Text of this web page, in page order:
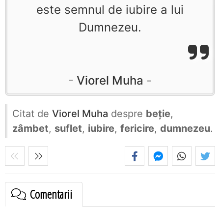
este semnul de iubire a lui
Dumnezeu.
Viorel Muha
Citat de Viorel Muha despre beție,
zâmbet, suflet, iubire, fericire, dumnezeu.
Comentarii